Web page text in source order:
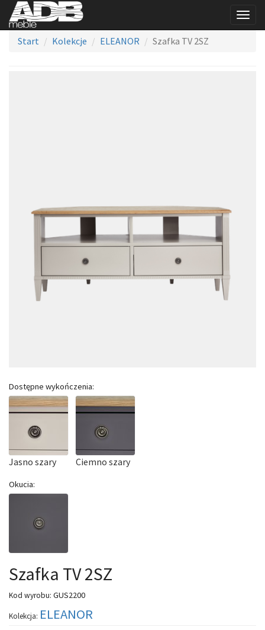
Start
Kolekcje ELEANOR Szafka TV 2SZ
Dostępne wykończenia:
Jasno szary Ciemno szary
Okucia:
Szafka TV 2SZ
Kod wyrobu: GUS2200
Kolekcja: ELEANOR